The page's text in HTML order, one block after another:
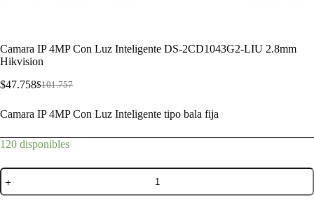
Camara IP 4MP Con Luz Inteligente DS-2CD1043G2-LIU 2.8mm
Hikvision
$101.757
$47.758
Camara IP 4MP Con Luz Inteligente tipo bala fija
120 disponibles